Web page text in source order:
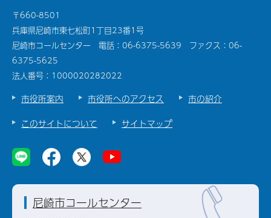
〒660-8501
兵庫県尼崎市東七松町1丁目23番1号
尼崎市コールセンター 電話：06-6375-5639 ファクス：06-
6375-5625
法人番号：1000020282022
市役所案内 市役所へのアクセス
市の紹介
このサイトについて
サイトマップ
尼崎市コールセンター